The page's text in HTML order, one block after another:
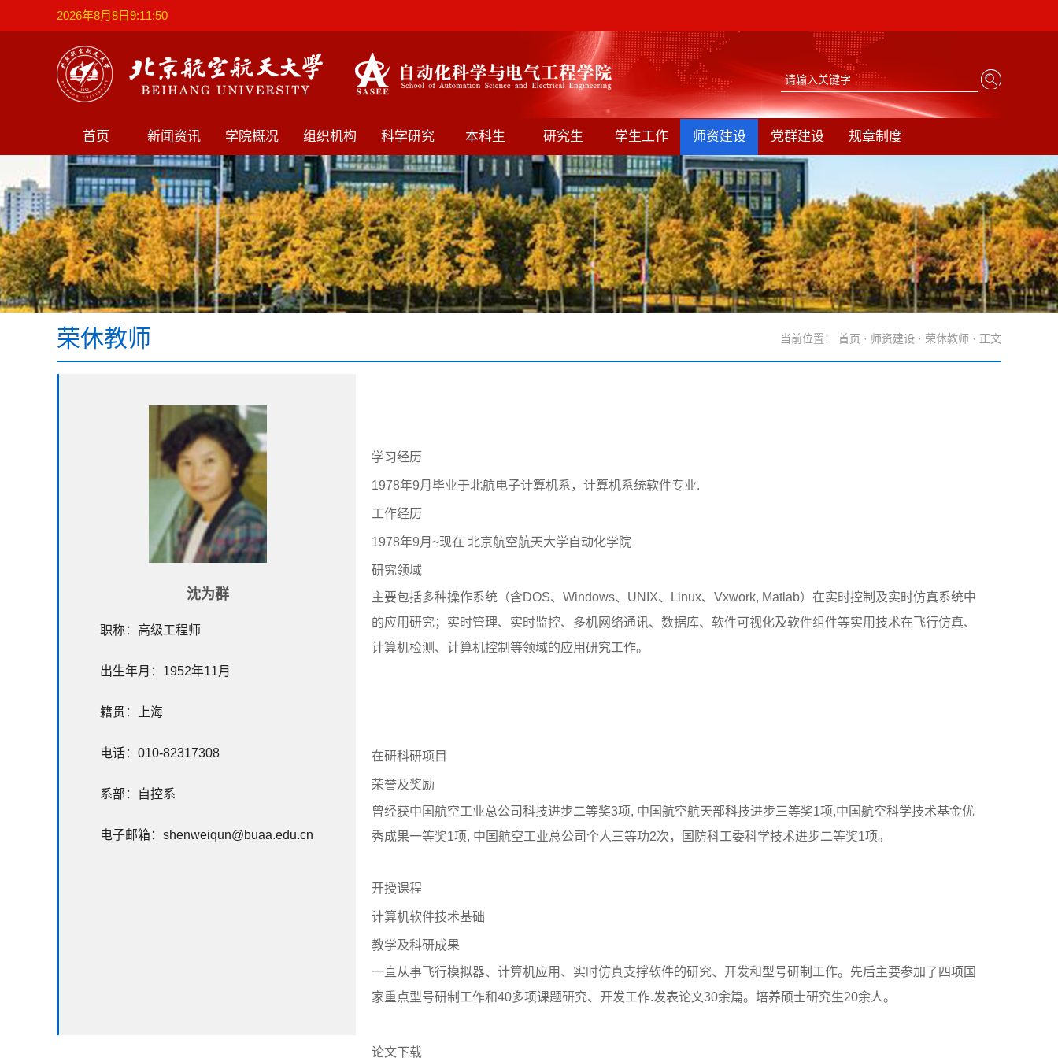
2026年8月8日9:11:50
首页 新闻资讯 学院概况 组织机构 科学研究 本科生 研究生 学生工作 师资建设 党群建设 规章制度
当前位置： 首页 · 师资建设 · 荣休教师 · 正文
荣休教师
沈为群
职称：高级工程师
出生年月：1952年11月
籍贯：上海
电话：010-82317308
系部：自控系
电子邮箱：shenweiqun@buaa.edu.cn
学习经历
1978年9月毕业于北航电子计算机系，计算机系统软件专业.
工作经历
1978年9月~现在 北京航空航天大学自动化学院
研究领域
主要包括多种操作系统（含DOS、Windows、UNIX、Linux、Vxwork, Matlab）在实时控制及实时仿真系统中
的应用研究；实时管理、实时监控、多机网络通讯、数据库、软件可视化及软件组件等实用技术在飞行仿真、
计算机检测、计算机控制等领域的应用研究工作。
在研科研项目
荣誉及奖励
曾经获中国航空工业总公司科技进步二等奖3项, 中国航空航天部科技进步三等奖1项,中国航空科学技术基金优
秀成果一等奖1项, 中国航空工业总公司个人三等功2次，国防科工委科学技术进步二等奖1项。
开授课程
计算机软件技术基础
教学及科研成果
一直从事飞行模拟器、计算机应用、实时仿真支撑软件的研究、开发和型号研制工作。先后主要参加了四项国
家重点型号研制工作和40多项课题研究、开发工作.发表论文30余篇。培养硕士研究生20余人。
论文下载